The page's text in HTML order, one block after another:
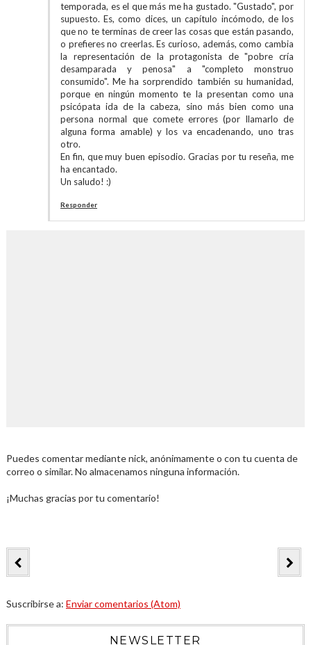
temporada, es el que más me ha gustado. "Gustado", por
supuesto. Es, como dices, un capítulo incómodo, de los
que no te terminas de creer las cosas que están pasando,
o prefieres no creerlas. Es curioso, además, como cambia
la representación de la protagonista de "pobre cría
desamparada y penosa" a "completo monstruo
consumido". Me ha sorprendido también su humanidad,
porque en ningún momento te la presentan como una
psicópata ida de la cabeza, sino más bien como una
persona normal que comete errores (por llamarlo de
alguna forma amable) y los va encadenando, uno tras
otro.
En fin, que muy buen episodio. Gracias por tu reseña, me
ha encantado.
Un saludo! :)
Responder
Puedes comentar mediante nick, anónimamente o con tu cuenta de
correo o similar. No almacenamos ninguna información.
¡Muchas gracias por tu comentario!
Suscribirse a: Enviar comentarios (Atom)
NEWSLETTER